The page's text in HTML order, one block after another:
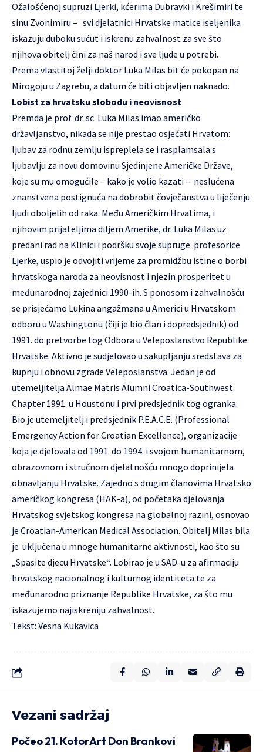
Ožalošćenoj supruzi Ljerki, kćerima Dubravki i Krešimiri te
sinu Zvonimiru – svi djelatnici Hrvatske matice iseljenika
iskazuju duboku sućut i iskrenu zahvalnost za sve što
njihova obitelj čini za naš narod i sve ljude u potrebi.
Prema vlastitoj želji doktor Luka Milas bit će pokopan na
Mirogoju u Zagrebu, a datum će biti objavljen naknado.
Lobist za hrvatsku slobodu i neovisnost
Premda je prof. dr. sc. Luka Milas imao američko
državljanstvo, nikada se nije prestao osjećati Hrvatom:
ljubav za rodnu zemlju ispreplela se i rasplamsala s
ljubavlju za novu domovinu Sjedinjene Američke Države,
koje su mu omogućile – kako je volio kazati – neslućena
znanstvena postignuća na dobrobit čovječanstva u liječenju
ljudi oboljelih od raka. Među Američkim Hrvatima, i
njihovim prijateljima diljem Amerike, dr. Luka Milas uz
predani rad na Klinici i podršku svoje supruge profesorice
Ljerke, uspio je odvojiti vrijeme za promidžbu istine o borbi
hrvatskoga naroda za neovisnost i njezin prosperitet u
međunarodnoj zajednici 1990-ih. S ponosom i zahvalnošću
se prisjećamo Lukina angažmana u Americi u Hrvatskom
odboru u Washingtonu (čiji je bio član i dopredsjednik) od
1991. do pretvorbe tog Odbora u Veleposlanstvo Republike
Hrvatske. Aktivno je sudjelovao u sakupljanju sredstava za
kupnju i obnovu zgrade Veleposlanstva. Jedan je od
utemeljitelja Almae Matris Alumni Croatica-Southwest
Chapter 1991. u Houstonu i prvi predsjednik tog ogranka.
Bio je utemeljitelj i predsjednik P.E.A.C.E. (Professional
Emergency Action for Croatian Excellence), organizacije
koja je djelovala od 1991. do 1994. i svojom humanitarnom,
obrazovnom i stručnom djelatnošću mnogo doprinijela
obnavljanju Hrvatske. Zajedno s drugim članovima Hrvatsko
američkog kongresa (HAK-a), od početaka djelovanja
Hrvatskog svjetskog kongresa na globalnoj razini, osnovao
je Croatian-American Medical Association. Obitelj Milas bila
je uključena u mnoge humanitarne aktivnosti, kao što su
„Spasite djecu Hrvatske“. Lobirao je u SAD-u za afirmaciju
hrvatskog nacionalnog i kulturnog identiteta te za
međunarodno priznanje Republike Hrvatske, za što mu
iskazujemo najiskreniju zahvalnost.
Tekst: Vesna Kukavica
Vezani sadržaj
Počeo 21. KotorArt Don Brankovi